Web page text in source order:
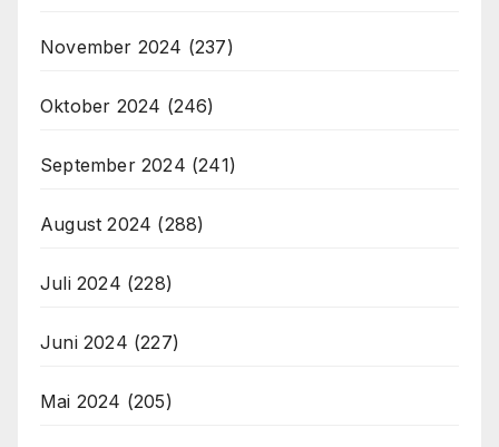
November 2024 (237)
Oktober 2024 (246)
September 2024 (241)
August 2024 (288)
Juli 2024 (228)
Juni 2024 (227)
Mai 2024 (205)